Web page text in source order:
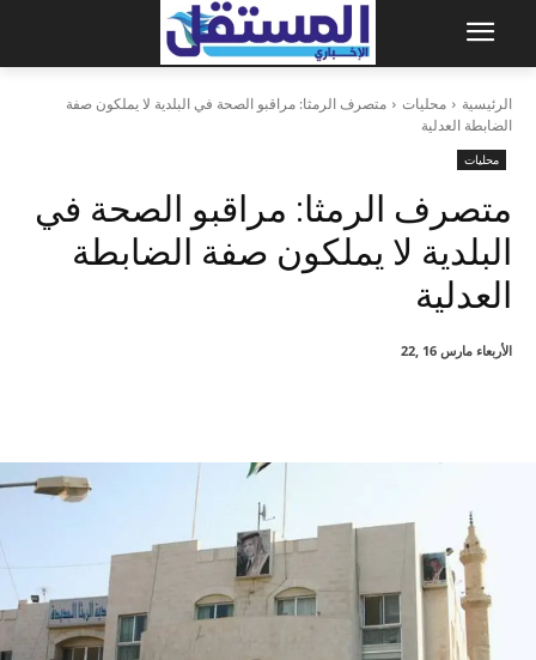
الرئيسية محليات
متصرف الرمثا: مراقبو الصحة في البلدية لا يملكون صفة
الضابطة العدلية
محليات
متصرف الرمثا: مراقبو الصحة في
البلدية لا يملكون صفة الضابطة
العدلية
الأربعاء مارس 16 ,22